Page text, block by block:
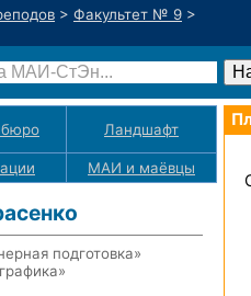
> Факультет № 9 >
Ландшафт
МАИ и маёвцы
подготовка»